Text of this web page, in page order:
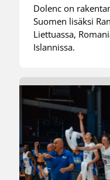
Dolenc on
Suomen lisäksi
Liettuassa,
Islannissa.